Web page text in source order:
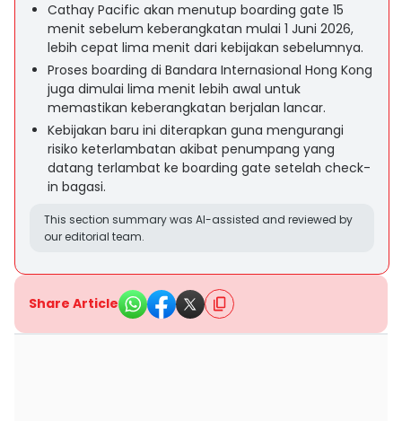
Cathay Pacific akan menutup boarding gate 15
menit sebelum keberangkatan mulai 1 Juni 2026,
lebih cepat lima menit dari kebijakan sebelumnya.
Proses boarding di Bandara Internasional Hong Kong
juga dimulai lima menit lebih awal untuk
memastikan keberangkatan berjalan lancar.
Kebijakan baru ini diterapkan guna mengurangi
risiko keterlambatan akibat penumpang yang
datang terlambat ke boarding gate setelah check-
in bagasi.
This section summary was AI-assisted and reviewed by
our editorial team.
Share Article